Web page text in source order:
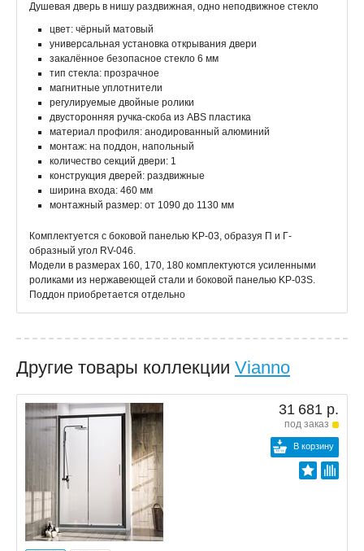
Душевая дверь в нишу раздвижная, одно неподвижное стекло
цвет: чёрный матовый
универсальная установка открывания двери
закалённое безопасное стекло 6 мм
тип стекла: прозрачное
магнитные уплотнители
регулируемые двойные ролики
двусторонняя ручка-скоба из ABS пластика
материал профиля: анодированный алюминий
монтаж: на поддон, напольный
количество секций двери: 1
конструкция дверей: раздвижные
ширина входа: 460 мм
монтажный размер: от 1090 до 1130 мм
Комплектуется с боковой панелью KP-03, образуя П и Г-
образный угол RV-046.
Модели в размерах 160, 170, 180 комплектуются усиленными
роликами из нержавеющей стали и боковой панелью KP-03S.
Поддон приобретается отдельно
Другие товары коллекции Vianno
31 681 р.
под заказ
В корзину